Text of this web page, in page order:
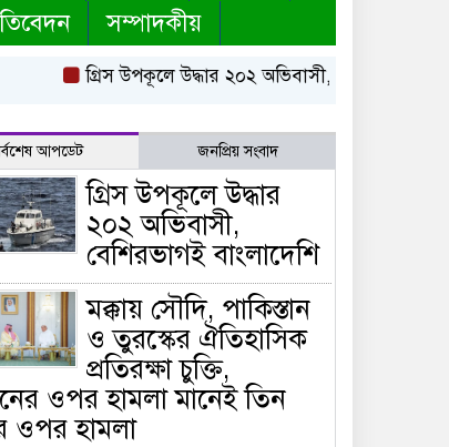
সম্পাদকীয়
গ্রিস উপকূলে উদ্ধার ২০২ অভিবাসী, বেশিরভাগই
আপডেট জনপ্রিয় সংবাদ
গ্রিস উপকূলে উদ্ধার
২০২ অভিবাসী,
বেশিরভাগই বাংলাদেশি
মক্কায় সৌদি, পাকিস্তান
ও তুরস্কের ঐতিহাসিক
প্রতিরক্ষা চুক্তি,
ওপর হামলা মানেই তিন
ওপর হামলা